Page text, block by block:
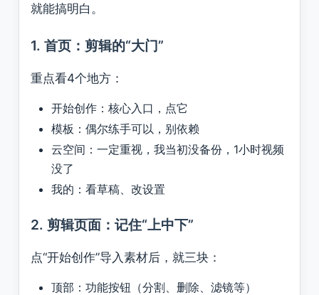
就能搞明白。
1. 首页：剪辑的“大门”
重点看4个地方：
开始创作：核心入口，点它
模板：偶尔练手可以，别依赖
云空间：一定重视，我当初没备份，1小时视频
没了
我的：看草稿、改设置
2. 剪辑页面：记住“上中下”
点“开始创作”导入素材后，就三块：
顶部：功能按钮（分割、删除、滤镜等）